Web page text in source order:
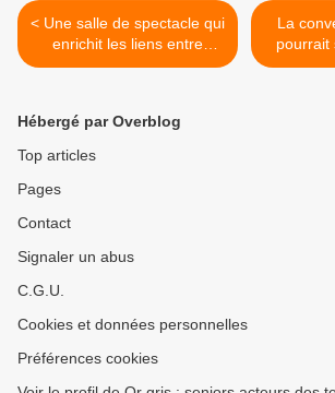
< Une salle de spectacle qui
enrichit les liens entre
générations - 71-
La
pourrait
postes
Hébergé par Overblog
Top articles
Pages
Contact
Signaler un abus
C.G.U.
Cookies et données personnelles
Préférences cookies